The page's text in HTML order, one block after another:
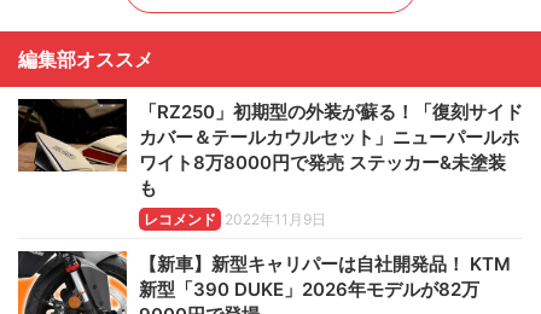
編集部オススメ
「RZ250」初期型の外装が蘇る！「復刻サイド
カバー＆テールカウルセット」ニューパールホ
ワイト8万8000円で発売 ステッカー&未塗装
も
レコメンド 2022年11月9日
【新車】新型キャリパーは自社開発品！ KTM
新型「390 DUKE」2026年モデルが82万